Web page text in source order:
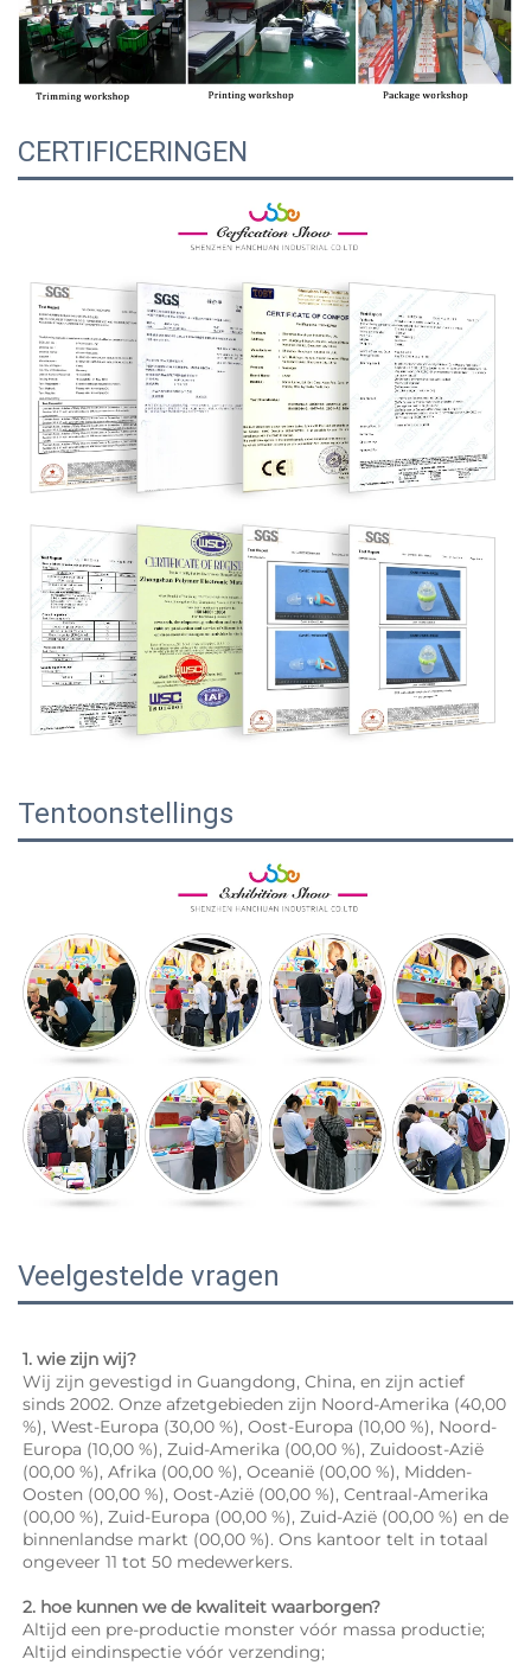
CERTIFICERINGEN
Tentoonstellings
Veelgestelde vragen
1. wie zijn wij?
Wij zijn gevestigd in Guangdong, China, en zijn actief
sinds 2002. Onze afzetgebieden zijn Noord-Amerika (40,00
%), West-Europa (30,00 %), Oost-Europa (10,00 %), Noord-
Europa (10,00 %), Zuid-Amerika (00,00 %), Zuidoost-Azië
(00,00 %), Afrika (00,00 %), Oceanië (00,00 %), Midden-
Oosten (00,00 %), Oost-Azië (00,00 %), Centraal-Amerika
(00,00 %), Zuid-Europa (00,00 %), Zuid-Azië (00,00 %) en de
binnenlandse markt (00,00 %). Ons kantoor telt in totaal
ongeveer 11 tot 50 medewerkers.
2. hoe kunnen we de kwaliteit waarborgen?
Altijd een pre-productie monster vóór massa productie;
Altijd eindinspectie vóór verzending;